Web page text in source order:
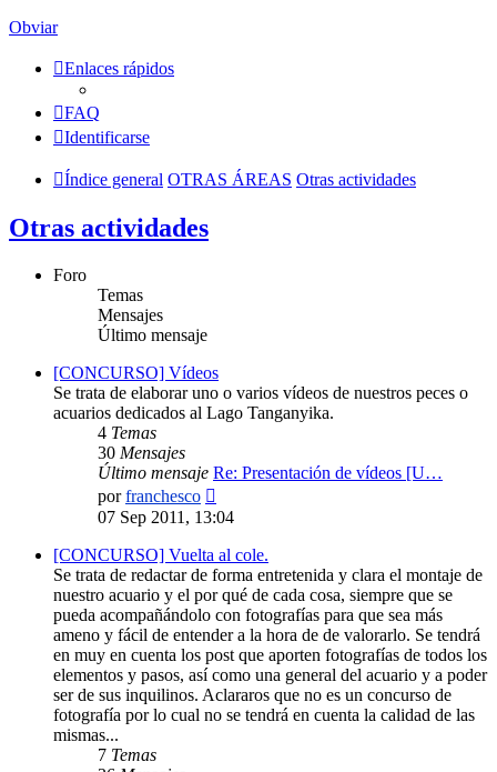
Obviar
Enlaces rápidos
FAQ
Identificarse
Índice general OTRAS ÁREAS Otras actividades
Otras actividades
Foro
Temas
Mensajes
Último mensaje
[CONCURSO] Vídeos
Se trata de elaborar uno o varios vídeos de nuestros peces o
acuarios dedicados al Lago Tanganyika.
4 Temas
30 Mensajes
Último mensaje Re: Presentación de vídeos [U…
porfranchesco
último
07 Sep 2011, 13:04
[CONCURSO] Vuelta al cole.
Se trata de redactar de forma entretenida y clara el montaje de
nuestro acuario y el por qué de cada cosa, siempre que se
pueda acompañándolo con fotografías para que sea más
ameno y fácil de entender a la hora de de valorarlo. Se tendrá
en muy en cuenta los post que aporten fotografías de todos los
elementos y pasos, así como una general del acuario y a poder
ser de sus inquilinos. Aclararos que no es un concurso de
fotografía por lo cual no se tendrá en cuenta la calidad de las
mismas...
7 Temas